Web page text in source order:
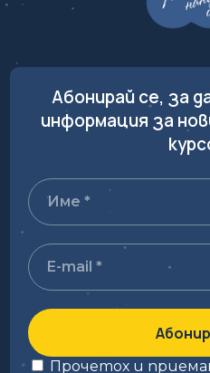
Абонирай се, за
информация за
Прочетох и